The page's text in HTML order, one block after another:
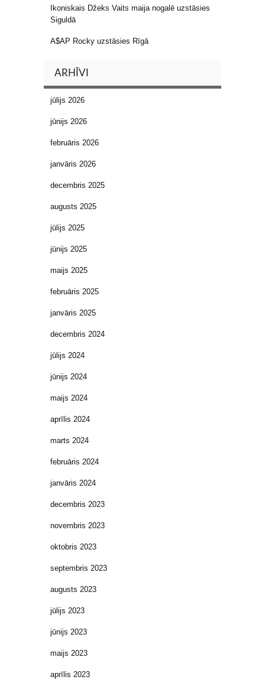
Ikoniskais Džeks Vaits maija nogalē uzstāsies
Siguldā
A$AP Rocky uzstāsies Rīgā
ARHĪVI
jūlijs 2026
jūnijs 2026
februāris 2026
janvāris 2026
decembris 2025
augusts 2025
jūlijs 2025
jūnijs 2025
maijs 2025
februāris 2025
janvāris 2025
decembris 2024
jūlijs 2024
jūnijs 2024
maijs 2024
aprīlis 2024
marts 2024
februāris 2024
janvāris 2024
decembris 2023
novembris 2023
oktobris 2023
septembris 2023
augusts 2023
jūlijs 2023
jūnijs 2023
maijs 2023
aprīlis 2023